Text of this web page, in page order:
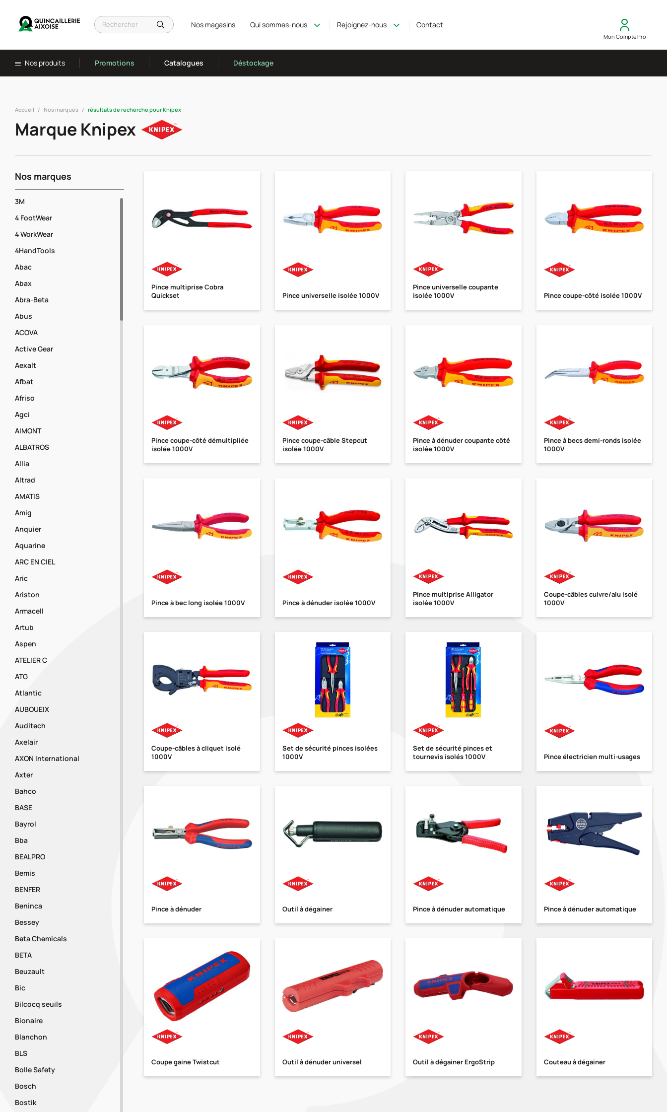
Nos magasins Qui sommes-nous Rejoignez-nous Contact
Mon Compte Pro
Nos produits Promotions Catalogues Déstockage
Accueil Nos marques résultats de recherche pour Knipex
Marque Knipex
Nos marques
3M
4 FootWear
4 WorkWear
4HandTools
Abac
Abax
Abra-Beta
Abus
ACOVA
Active Gear
Aexalt
Afbat
Afriso
Agci
AIMONT
ALBATROS
Allia
Altrad
AMATIS
Amig
Anquier
Aquarine
ARC EN CIEL
Aric
Ariston
Armacell
Artub
Aspen
ATELIER C
ATG
Atlantic
AUBOUEIX
Auditech
Axelair
AXON International
Axter
Bahco
BASE
Bayrol
Bba
BEALPRO
Bemis
BENFER
Beninca
Bessey
Beta Chemicals
BETA
Beuzault
Bic
Bilcocq seuils
Bionaire
Blanchon
BLS
Bolle Safety
Bosch
Bostik
Pince multiprise Cobra
Quickset
Pince universelle isolée 1000V
Pince universelle coupante
isolée 1000V
Pince coupe-côté isolée 1000V
Pince coupe-côté démultipliée
isolée 1000V
Pince coupe-câble Stepcut
isolée 1000V
Pince à dénuder coupante côté
isolée 1000V
Pince à becs demi-ronds isolée
1000V
Pince à bec long isolée 1000V Pince à dénuder isolée 1000V
Pince multiprise Alligator
isolée 1000V
Coupe-câbles cuivre/alu isolé
1000V
Coupe-câbles à cliquet isolé
1000V
Set de sécurité pinces isolées
1000V
Set de sécurité pinces et
tournevis isolés 1000V
Pince électricien multi-usages
Pince à dénuder Outil à dégainer Pince à dénuder automatique Pince à dénuder automatique
Coupe gaine Twistcut Outil à dénuder universel Outil à dégainer ErgoStrip Couteau à dégainer